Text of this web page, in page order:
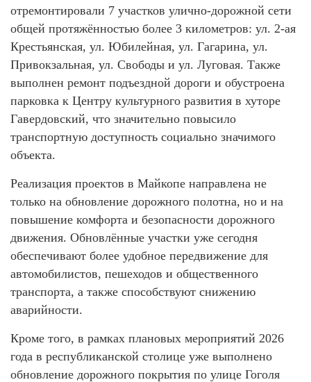
отремонтировали 7 участков улично-дорожной сети
общей протяжённостью более 3 километров: ул. 2-ая
Крестьянская, ул. Юбилейная, ул. Гагарина, ул.
Привокзальная, ул. Свободы и ул. Луговая. Также
выполнен ремонт подъездной дороги и обустроена
парковка к Центру культурного развития в хуторе
Гавердовский, что значительно повысило
транспортную доступность социально значимого
объекта.
Реализация проектов в Майкопе направлена не
только на обновление дорожного полотна, но и на
повышение комфорта и безопасности дорожного
движения. Обновлённые участки уже сегодня
обеспечивают более удобное передвижение для
автомобилистов, пешеходов и общественного
транспорта, а также способствуют снижению
аварийности.
Кроме того, в рамках плановых мероприятий 2026
года в республиканской столице уже выполнено
обновление дорожного покрытия по улице Гоголя